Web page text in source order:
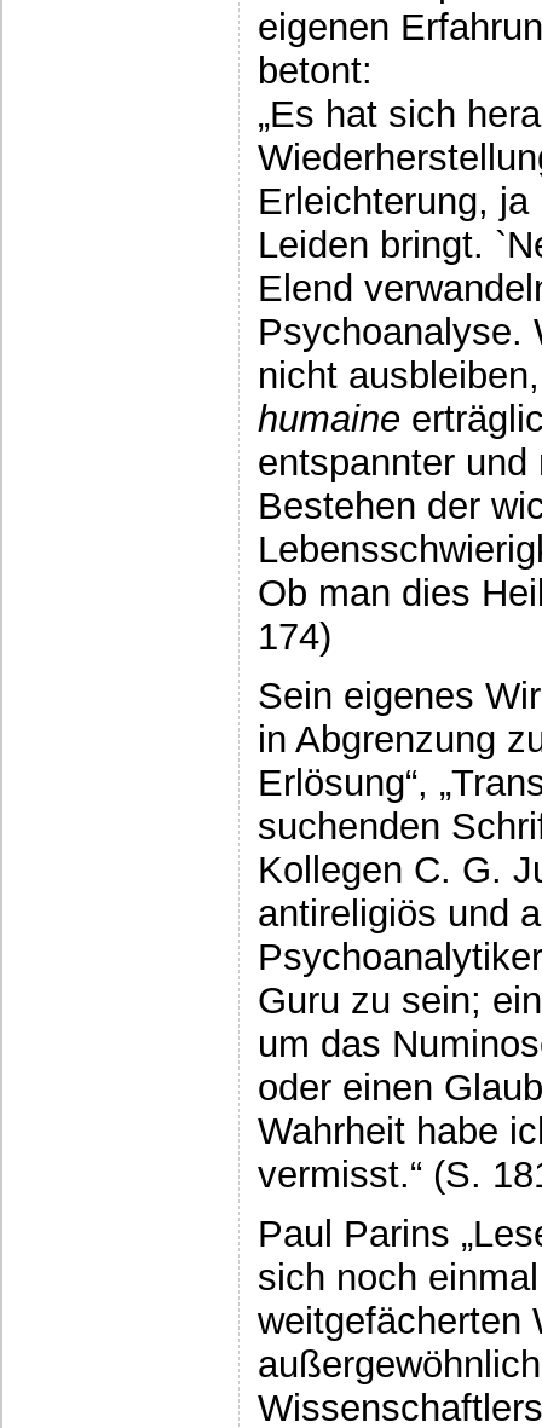
eigenen
betont:
„Es hat sich
Erleichterung,
Leiden bringt.
Elend
Psychoanalyse.
nicht
humaine
entspannter
Bestehen der
Ob man dies
174)
Sein eigenes
in Abgrenzung
Erlösung“,
suchenden
Kollegen C. G.
antireligiös und
Guru zu sein;
um das
oder einen
Wahrheit habe
vermisst.“ (S.
Paul Parins
sich noch
weitgefächerten